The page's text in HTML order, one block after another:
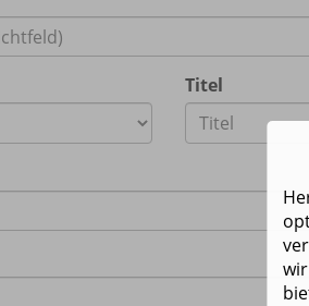
Titel